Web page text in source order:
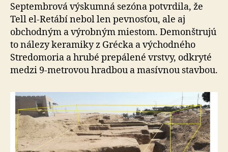
Septembrová výskumná sezóna potvrdila, že
Tell el-Retábí nebol len pevnosťou, ale aj
obchodným a výrobným miestom. Demonštrujú
to nálezy keramiky z Grécka a východného
Stredomoria a hrubé prepálené vrstvy, odkryté
medzi 9-metrovou hradbou a masívnou stavbou.